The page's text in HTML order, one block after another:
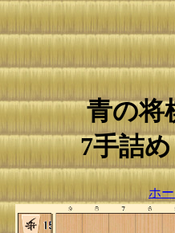
青の将
7手詰
ホ